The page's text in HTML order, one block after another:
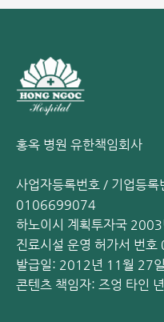
홍옥 병원 유한책임회사
사업자등록번호 / 기업등
0106699074
하노이시 계획투자국
진료시설 운영 허가서 번
발급일: 2012년 11월 27일
콘텐츠 책임자: 즈엉 타인